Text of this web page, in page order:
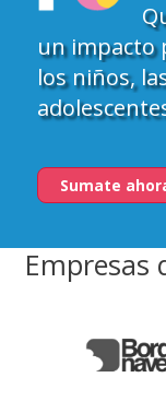
un impacto
los niños,
Sumate
Empresas